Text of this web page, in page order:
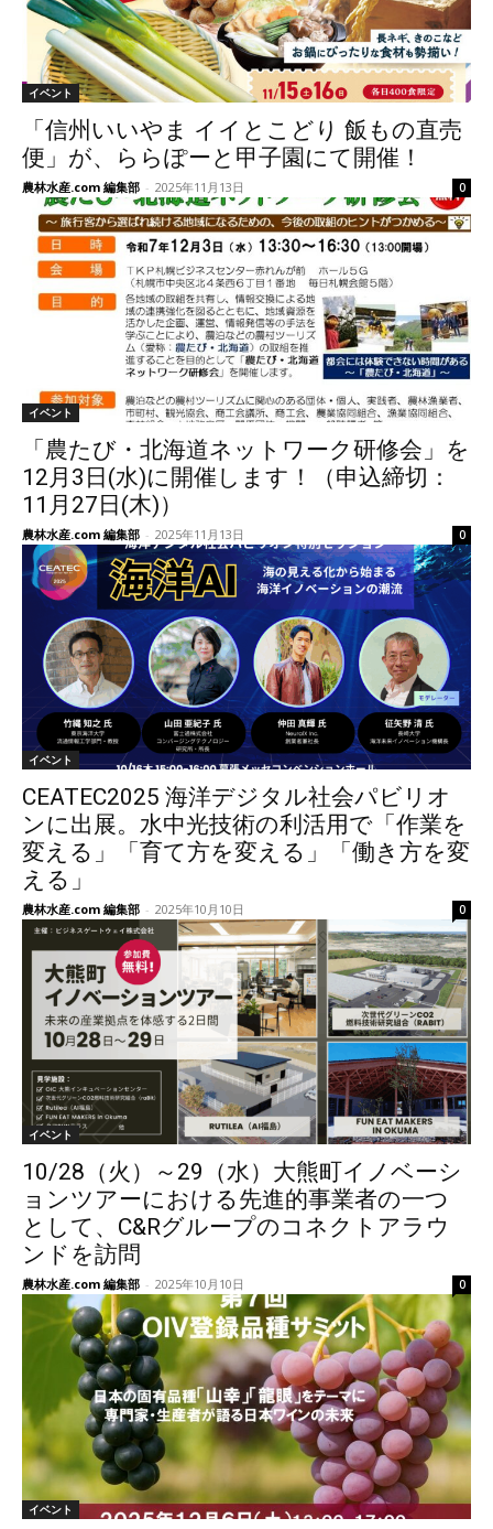
イベント
「信州いいやま イイとこどり 飯もの直売
便」が、ららぽーと甲子園にて開催！
農林水産.com 編集部 - 2025年11月13日 0
イベント
「農たび・北海道ネットワーク研修会」を
12月3日(水)に開催します！（申込締切：
11月27日(木)）
農林水産.com 編集部 - 2025年11月13日 0
イベント
CEATEC2025 海洋デジタル社会パビリオ
ンに出展。水中光技術の利活用で「作業を
変える」「育て方を変える」「働き方を変
える」
農林水産.com 編集部 - 2025年10月10日 0
イベント
10/28（火）～29（水）大熊町イノベーシ
ョンツアーにおける先進的事業者の一つ
として、C&Rグループのコネクトアラウ
ンドを訪問
農林水産.com 編集部 - 2025年10月10日 0
イベント